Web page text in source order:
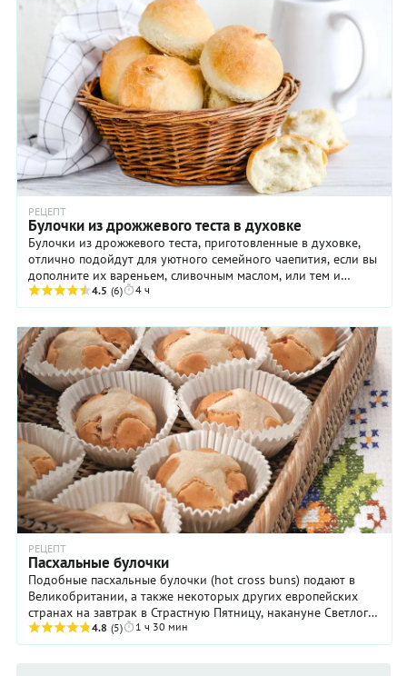
РЕЦЕПТ
Булочки из дрожжевого теста в духовке
Булочки из дрожжевого теста, приготовленные в духовке,
отлично подойдут для уютного семейного чаепития, если вы
дополните их вареньем, сливочным маслом, или тем и
другим. Кроме того, такую выпечку ...
4.5 (6) 4 ч
РЕЦЕПТ
Пасхальные булочки
Подобные пасхальные булочки (hot cross buns) подают в
Великобритании, а также некоторых других европейских
странах на завтрак в Страстную Пятницу, накануне Светлого
Воскресения Христова. Однако ...
4.8 (5) 1 ч 30 мин